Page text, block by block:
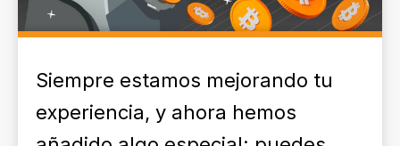
Siempre estamos mejorando tu
experiencia, y ahora hemos